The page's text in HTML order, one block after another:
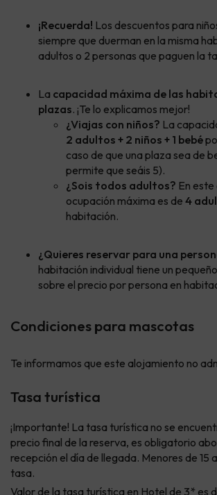
¡Recuerda! Los descuentos para
siempre que duerman en la misma
adultos o 2 personas que paguen la
La capacidad máxima de las
plazas. ¡Te lo explicamos mejor!
¿Viajas con niños? La
2 adultos + 2 niños + 1 bebé
caso de que una plaza sea de
permite que seáis 5).
¿Sois todos adultos? En este
ocupación máxima es de 4
habitación.
¿Quieres reservar para una
habitación individual tiene un
sobre el precio por persona en
Condiciones para mascotas
Te informamos que este alojamiento no
Tasa turística
¡Importante! La tasa turística no se
precio final de la reserva, es obligatorio
recepción el día de llegada. Menores de 15
tasa.
Valor de la tasa turística en Hotel de 3* es